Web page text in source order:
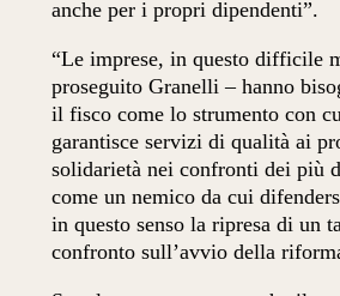
anche per i propri dipendenti”.
“Le imprese, in questo difficile
proseguito Granelli – hanno
il fisco come lo strumento con
garantisce servizi di qualità ai
solidarietà nei confronti dei più
come un nemico da cui
in questo senso la ripresa di un
confronto sull’avvio della